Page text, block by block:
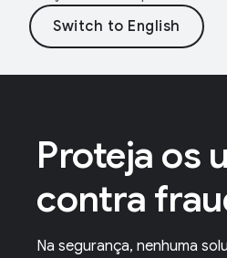
Proteja os
contra
Na segurança, nenhuma